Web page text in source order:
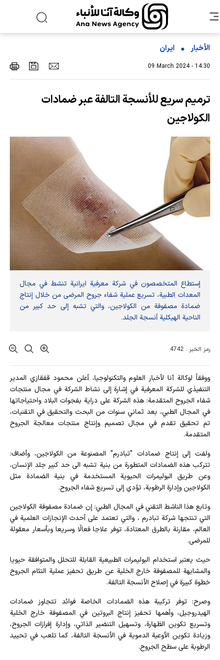
الأخبار ایران
09 March 2024 - 14:30
ترميم سريع للأنسجة التالفة عبر ضمادات
الكولاجين
إستطاع المتخصصون في شركة معرفية ايرانية تنشط في مجال
المعدات الطبية، تسريع عملية شفاء جروح المرضى من خلال إنتاج
ضمادة مصفوفة من الكولاجين، والتي تشبه إلى حد كبير من
الناحية الهيكلية أنسجة الجلد.
رمز الخبر : 4742
ووفقاً لوكالة آنا لأخبار العلوم والتكنولوجيا، أعلن محمود قفقازي المدير
التنفيذي للشركة المعرفية في إشارة إلى نشاط الشركة في مجال منتجات
شفاء الجروح المتقدمة: هذه الشركة على دراية بفجوات البلاد واحتياجاتها
في المجال الطبي، بعد ثماني سنوات من البحث والتحقيق في التقنيات،
تم تحقيق تقدم في مجال تصميم وإنتاج منتجات معالجة الجروح
المتقدمة.
ولفت إلى إنتاج ضمادات "تبادرم" المصنوعة من الكولاجين، وأضاف:
تتركب هذه الضمادات المتطورة من بنية تشبه الى حد كبير جلد الإنسان،
وعن طريق البوليمرات الحيوية المستخدمة في بنية الضمادة مثل
الكولاجين وإدارة الرطوبة، تؤدي إلى تسريع شفاء الجروح.
وتابع هذا الناشط التقني في المجال الطبي: إن ضمادة مصفوفة الكولاجين
التي تنتجها شركة تبادرم ، والتي تعتمد على أحدث الإنجازات العلمية في
العالم، مقارنة بالطرق المعتادة، توفر علاجا فعالًا وسريعا وبأسعار معقولة
للمرضى.
حيث يعتبر استخدام البوليمرات الطبيعية القابلة للتحلل والمتوافقة حيويا
والمشابهة للمصفوفة خارج الخلية عن طريق تحفيز عملية التئام الجروح
خطوة كبيرة في إصلاح الأنسجة التالفة.
وصرح: توفر تركيبة هذه الضمادات الخاصة فوائد تتجاوز ضمادات
الهيدروجيل، وأهمها تحفيز إنتاج البروتين في المصفوفة خارج الخلية
وتسريع تكوين الظهارة، وتسهيل التنضير الذاتي، وإدارة إفرازات الجروح،
وزيادة تكوين الأوعية الدموية في الأنسجة التالفة، كما تلعب في تحييد
الرطوبة على سطح الجروح.